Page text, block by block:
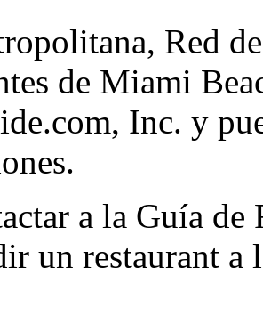
Red
de Miami
Inc. y
a la Guía de
un restaurant